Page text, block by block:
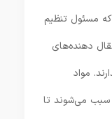
مسئول تنظیم
دهنده‌های
مواد
سبب می‌شوند تا